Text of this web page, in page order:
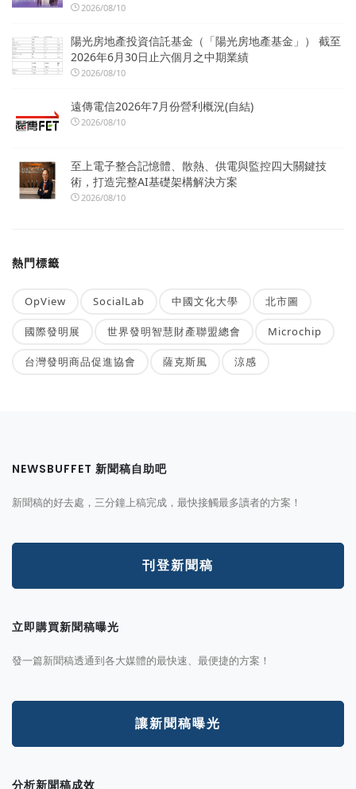
2026/08/10
陽光房地產投資信託基金（「陽光房地產基金」） 截至
2026年6月30日止六個月之中期業績
2026/08/10
遠傳電信2026年7月份營利概況(自結)
2026/08/10
至上電子整合記憶體、散熱、供電與監控四大關鍵技
術，打造完整AI基礎架構解決方案
2026/08/10
熱門標籤
OpView SocialLab 中國文化大學 北市圖
國際發明展 世界發明智慧財產聯盟總會 Microchip
台灣發明商品促進協會 薩克斯風 涼感
NEWSBUFFET 新聞稿自助吧
新聞稿的好去處，三分鐘上稿完成，最快接觸最多讀者的方案！
刊登新聞稿
立即購買新聞稿曝光
發一篇新聞稿透通到各大媒體的最快速、最便捷的方案！
讓新聞稿曝光
分析新聞稿成效